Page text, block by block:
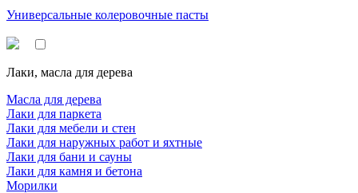
Универсальные колеровочные пасты
Лаки, масла для дерева
Масла для дерева
Лаки для паркета
Лаки для мебели и стен
Лаки для наружных работ и яхтные
Лаки для бани и сауны
Лаки для камня и бетона
Морилки